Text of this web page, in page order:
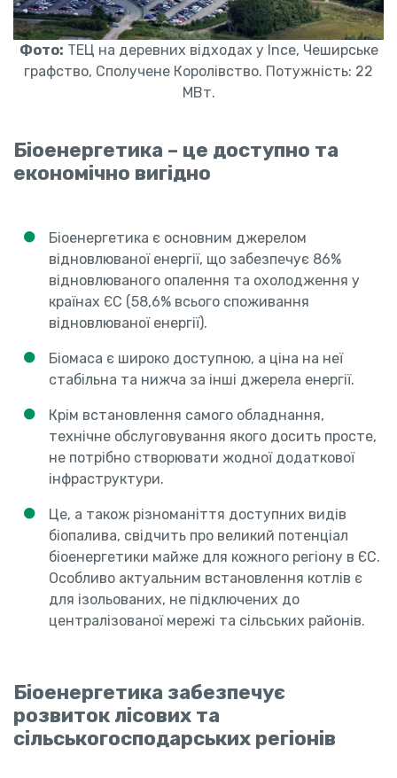
Фото: ТЕЦ на деревних відходах у Ince, Чеширське
графство, Сполучене Королівство. Потужність: 22
МВт.
Біоенергетика – це доступно та
економічно вигідно
Біоенергетика є основним джерелом
відновлюваної енергії, що забезпечує 86%
відновлюваного опалення та охолодження у
країнах ЄС (58,6% всього споживання
відновлюваної енергії).
Біомаса є широко доступною, а ціна на неї
стабільна та нижча за інші джерела енергії.
Крім встановлення самого обладнання,
технічне обслуговування якого досить просте,
не потрібно створювати жодної додаткової
інфраструктури.
Це, а також різноманіття доступних видів
біопалива, свідчить про великий потенціал
біоенергетики майже для кожного регіону в ЄС.
Особливо актуальним встановлення котлів є
для ізольованих, не підключених до
централізованої мережі та сільських районів.
Біоенергетика забезпечує
розвиток лісових та
сільськогосподарських регіонів